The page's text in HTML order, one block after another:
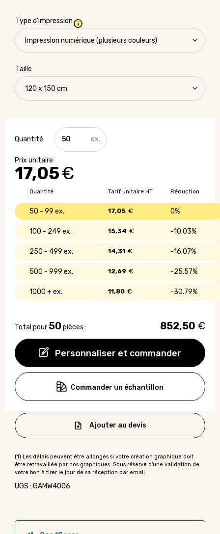
Type d'impression
Taille
17,05€
Personnaliser et commander
quantité
de
Couverture
entièrement
personnalisée
Quantité Réduction
Tarif unitaire HT
50 - 99 0%
17,05 €
100 - 249 10.03%
15,34 €
250 - 499 16.07%
14,31 €
500 - 999 25.57%
12,69 €
1000 + 30.79%
11,80 €
Total pour 50 pièces : 852,50 €
Commander un échantillon
Ajouter au devis
UGS : GAMW4006